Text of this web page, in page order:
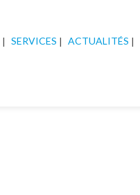
SERVICES ACTUALITÉS